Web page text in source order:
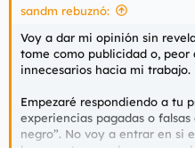
sandm rebuznó:
Voy a dar mi opinión sin
tome como publicidad o,
innecesarios hacia mi trabajo.
Empezaré respondiendo a tu
experiencias pagadas o
negro”. No voy a entrar en si